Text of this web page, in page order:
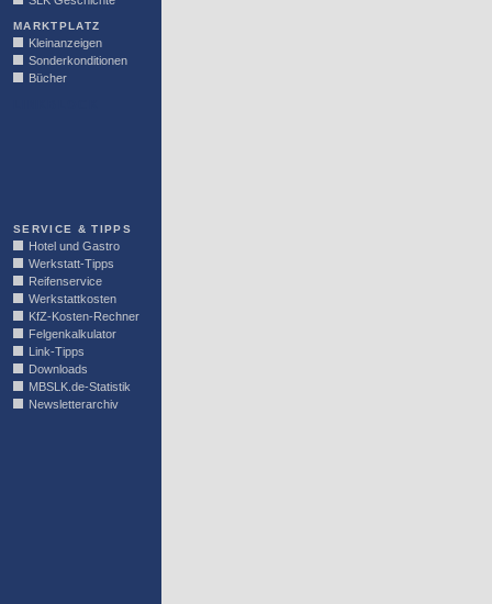
MARKTPLATZ
Kleinanzeigen
Sonderkonditionen
Bücher
SERVICE & TIPPS
Hotel und Gastro
Werkstatt-Tipps
Reifenservice
Werkstattkosten
KfZ-Kosten-Rechner
Felgenkalkulator
Link-Tipps
Downloads
MBSLK.de-Statistik
Newsletterarchiv